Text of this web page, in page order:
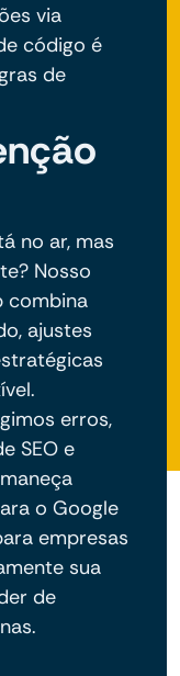
via
código é
de
no ar, mas
Nosso
combina
ajustes
erros,
SEO e
o Google
empresas
sua
de